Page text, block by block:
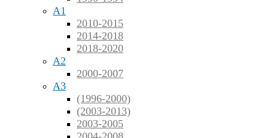
A1
2010-2015
2014-2018
2018-2020
A2
2000-2007
A3
(1996-2000)
(2003-2013)
2003-2005